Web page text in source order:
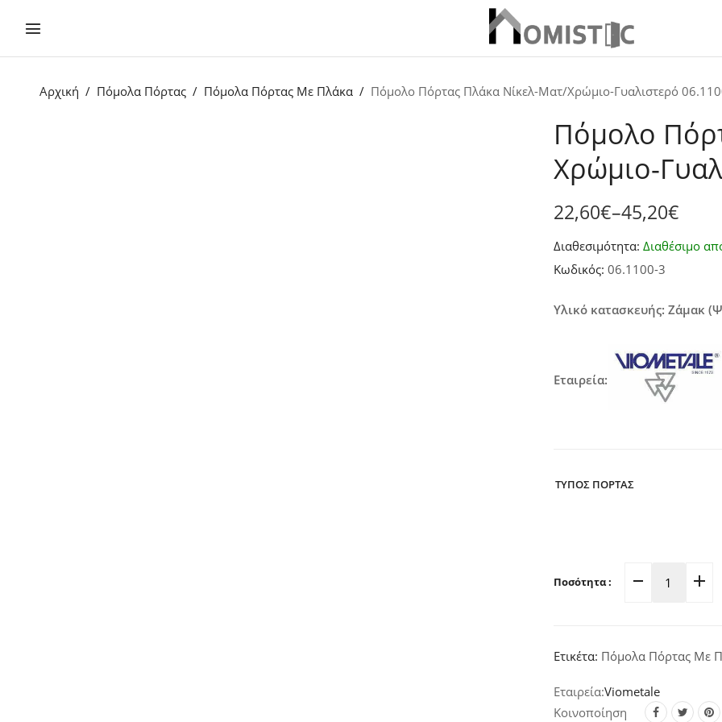
Αρχική Πόμολα Πόρτας Πόμολα Πόρτας Με Πλάκα Πόμολο Πόρτας Πλάκα Νίκελ-Ματ/Χρώμιο-Γυαλιστερό
Πόμολο
Χρώμιο-
22,60€–45,20€
Price
range:
22,60€
through
Διαθεσιμότητα: Διαθέσιμο
Κωδικός: 06.1100-3
Υλικό κατασκευής: Ζάμακ
Εταιρεία:
ΤΥΠΟΣ ΠΟΡΤΑΣ
Ποσότητα :
Πόμολο
Νίκελ-
Ματ/
Ετικέτα: Πόμολα Πόρτας Με
Viometale
Κοινοποίηση